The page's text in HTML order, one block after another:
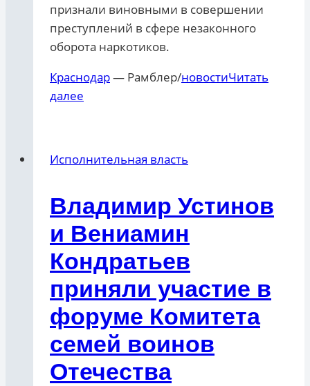
признали виновными в совершении
преступлений в сфере незаконного
оборота наркотиков.
Краснодар— Рамблер/новостиЧитать
далее
Исполнительная власть
Владимир Устинов
и Вениамин
Кондратьев
приняли участие в
форуме Комитета
семей воинов
Отечества